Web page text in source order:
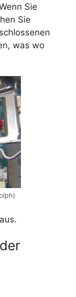
Sie
Sie
was wo